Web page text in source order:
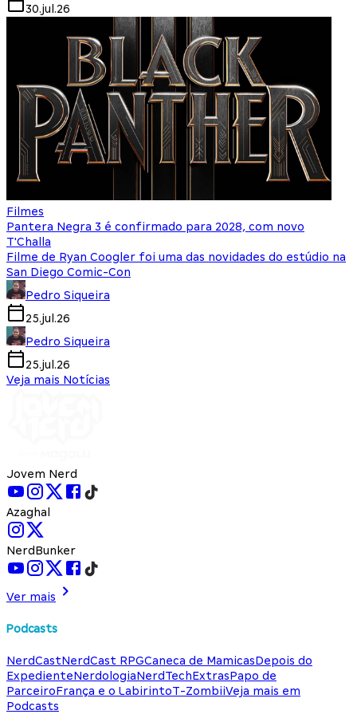
30.jul.26
Filmes
Pantera Negra 3 é confirmado para 2028, com novo
T'Challa
Filme de Ryan Coogler foi uma das novidades do estúdio na
San Diego Comic-Con
Pedro Siqueira
25.jul.26
Pedro Siqueira
25.jul.26
Veja mais Notícias
Jovem Nerd
Azaghal
NerdBunker
Ver mais
Podcasts
NerdCastNerdCast RPGCaneca de MamicasDepois do
ExpedienteNerdologiaNerdTechExtrasPapo de
ParceiroFrança e o LabirintoT-ZombiiVeja mais em
Podcasts